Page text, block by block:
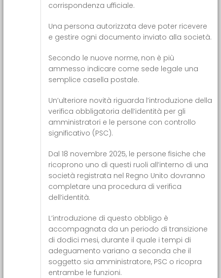
corrispondenza ufficiale.
Una persona autorizzata deve poter ricevere
e gestire ogni documento inviato alla società.
Secondo le nuove norme, non è più
ammesso indicare come sede legale una
semplice casella postale.
Un’ulteriore novità riguarda l’introduzione della
verifica obbligatoria dell’identità per gli
amministratori e le persone con controllo
significativo (PSC).
Dal 18 novembre 2025, le persone fisiche che
ricoprono uno di questi ruoli all’interno di una
società registrata nel Regno Unito dovranno
completare una procedura di verifica
dell’identità.
L’introduzione di questo obbligo è
accompagnata da un periodo di transizione
di dodici mesi, durante il quale i tempi di
adeguamento variano a seconda che il
soggetto sia amministratore, PSC o ricopra
entrambe le funzioni.